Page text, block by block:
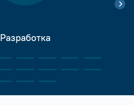
Разработка